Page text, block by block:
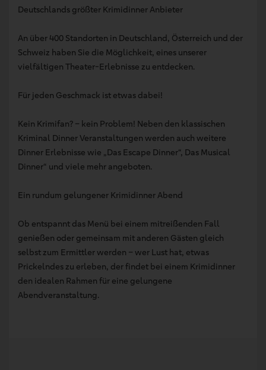
Deutschlands größter Krimidinner Anbieter
An über 400 Standorten in Deutschland, Österreich und der
Schweiz haben Sie die Möglichkeit, eines unserer
vielfältigen Theater-Erlebnisse zu entdecken.
Für jeden Geschmack ist etwas dabei!
Kein Krimifan? – kein Problem! Neben den klassischen
Kriminal Dinner Veranstaltungen werden auch weitere
Dinner Erlebnisse wie „Das Escape Dinner“, Das Musical
Dinner“ und viele mehr angeboten.
Ein rundum gelungener Krimidinner Abend
Ob entspannt das Menü bei einem mitreißenden Fall
genießen oder gemeinsam mit anderen Gästen gleich
selbst zum Ermittler werden – wer Lust hat, etwas
Prickelndes zu erleben, der findet bei einem Krimidinner
den idealen Rahmen für eine gelungene
Abendveranstaltung.